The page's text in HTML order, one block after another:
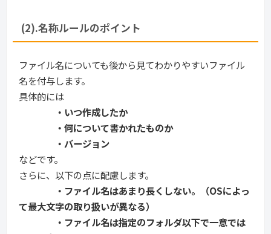
(2).名称ルールのポイント
ファイル名についても後から見てわかりやすいファイル
名を付与します。
具体的には
・いつ作成したか
・何について書かれたものか
・バージョン
などです。
さらに、以下の点に配慮します。
・ファイル名はあまり長くしない。（OSによっ
て最大文字の取り扱いが異なる）
・ファイル名は指定のフォルダ以下で一意では